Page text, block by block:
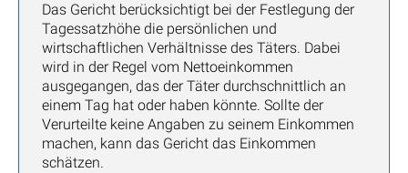
Das Gericht berücksichtigt bei der Festlegung der
Tagessatzhöhe die persönlichen und
wirtschaftlichen Verhältnisse des Täters. Dabei
wird in der Regel vom Nettoeinkommen
ausgegangen, das der Täter durchschnittlich an
einem Tag hat oder haben könnte. Sollte der
Verurteilte keine Angaben zu seinem Einkommen
machen, kann das Gericht das Einkommen
schätzen.